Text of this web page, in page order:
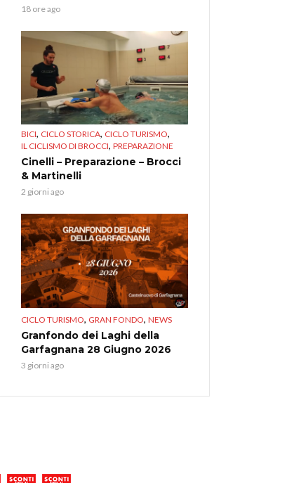
18 ore ago
BICI, CICLO STORICA, CICLO TURISMO,
IL CICLISMO DI BROCCI, PREPARAZIONE
Cinelli – Preparazione – Brocci
& Martinelli
2 giorni ago
CICLO TURISMO, GRAN FONDO, NEWS
Granfondo dei Laghi della
Garfagnana 28 Giugno 2026
3 giorni ago